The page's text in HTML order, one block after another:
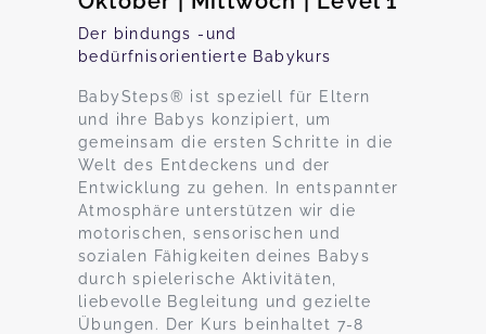
Der bindungs -und
bedürfnisorientierte Babykurs
BabySteps® ist speziell für Eltern
und ihre Babys konzipiert, um
gemeinsam die ersten Schritte in die
Welt des Entdeckens und der
Entwicklung zu gehen. In entspannter
Atmosphäre unterstützen wir die
motorischen, sensorischen und
sozialen Fähigkeiten deines Babys
durch spielerische Aktivitäten,
liebevolle Begleitung und gezielte
Übungen. Der Kurs beinhaltet 7-8